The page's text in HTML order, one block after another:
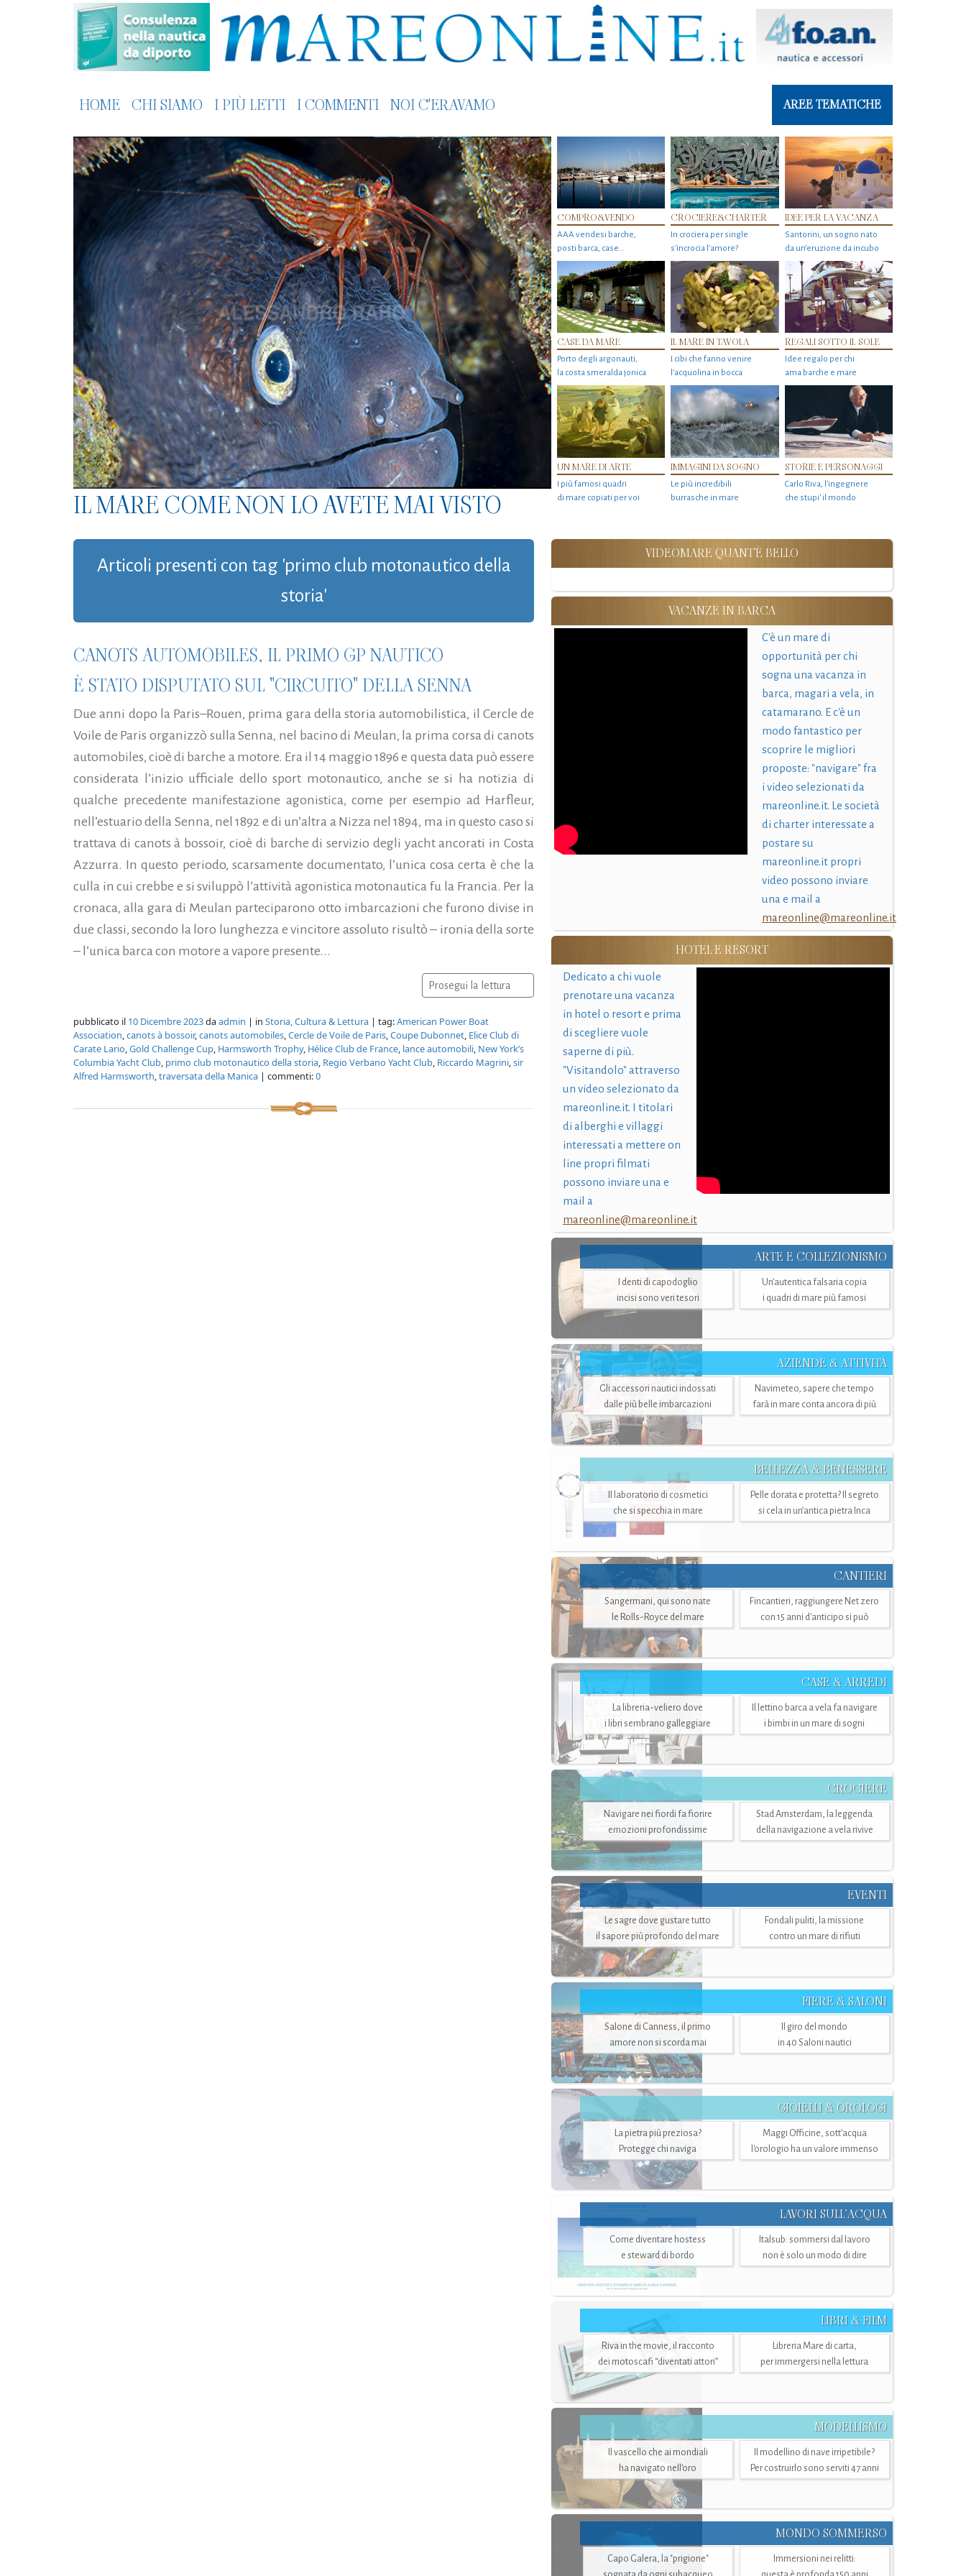
HOME CHI SIAMO I PIÙ LETTI I COMMENTI NOI C'ERAVAMO AREE TEMATICHE
IL MARE COME NON LO AVETE MAI VISTO
COMPRO&VENDO
AAA vendesi barche,
posti barca, case…
CROCIERE&CHARTER
In crociera per single
s'incrocia l’amore?
IDEE PER LA VACANZA
Santorini, un sogno nato
da un’eruzione da incubo
CASE DA MARE
Porto degli argonauti,
la costa smeralda jonica
IL MARE IN TAVOLA
I cibi che fanno venire
l’acquolina in bocca
REGALI SOTTO IL SOLE
Idee regalo per chi
ama barche e mare
UN MARE DI ARTE
I più famosi quadri
di mare copiati per voi
IMMAGINI DA SOGNO
Le più incredibili
burrasche in mare
STORIE E PERSONAGGI
Carlo Riva, l’ingegnere
che stupi' il mondo
Articoli presenti con tag 'primo club motonautico della
storia'
CANOTS AUTOMOBILES, IL PRIMO GP NAUTICO
È STATO DISPUTATO SUL "CIRCUITO" DELLA SENNA
Due anni dopo la Paris–Rouen, prima gara della storia automobilistica, il Cercle de
Voile de Paris organizzò sulla Senna, nel bacino di Meulan, la prima corsa di canots
automobiles, cioè di barche a motore. Era il 14 maggio 1896 e questa data può essere
considerata l’inizio ufficiale dello sport motonautico, anche se si ha notizia di
qualche precedente manifestazione agonistica, come per esempio ad Harfleur,
nell’estuario della Senna, nel 1892 e di un’altra a Nizza nel 1894, ma in questo caso si
trattava di canots à bossoir, cioè di barche di servizio degli yacht ancorati in Costa
Azzurra. In questo periodo, scarsamente documentato, l’unica cosa certa è che la
culla in cui crebbe e si sviluppò l’attività agonistica motonautica fu la Francia. Per la
cronaca, alla gara di Meulan parteciparono otto imbarcazioni che furono divise in
due classi, secondo la loro lunghezza e vincitore assoluto risultò – ironia della sorte
– l’unica barca con motore a vapore presente...
Prosegui la lettura
pubblicato il 10 Dicembre 2023daadmin | in Storia, Cultura & Lettura | tag:American Power Boat
Association,canots à bossoir,canots automobiles,Cercle de Voile de Paris,Coupe Dubonnet, Elice Club di
Carate Lario,Gold Challenge Cup, Harmsworth Trophy, Hélice Club de France, lance automobili, New York’s
Columbia Yacht Club, primo club motonautico della storia, Regio Verbano Yacht Club, Riccardo Magrini,sir
Alfred Harmsworth,traversata della Manica | commenti:0
VIDEOMARE QUANT'È BELLO
VACANZE IN BARCA
C'è un mare di
opportunità per chi
sogna una vacanza in
barca, magari a vela, in
catamarano. E c'è un
modo fantastico per
scoprire le migliori
proposte: "navigare" fra
i video selezionati da
mareonline.it. Le società
di charter interessate a
postare su
mareonline.it propri
video possono inviare
una e mail a
mareonline@mareonline.it
HOTEL E RESORT
Dedicato a chi vuole
prenotare una vacanza
in hotel o resort e prima
di scegliere vuole
saperne di più.
"Visitandolo" attraverso
un video selezionato da
mareonline.it. I titolari
di alberghi e villaggi
interessati a mettere on
line propri filmati
possono inviare una e
mail a
mareonline@mareonline.it
ARTE E COLLEZIONISMO
I denti di capodoglio
incisi sono veri tesori
Un’autentica falsaria copia
i quadri di mare più famosi
AZIENDE & ATTIVITÀ
Gli accessori nautici indossati
dalle più belle imbarcazioni
Navimeteo, sapere che tempo
farà in mare conta ancora di più
BELLEZZA & BENESSERE
Il laboratorio di cosmetici
che si specchia in mare
Pelle dorata e protetta? Il segreto
si cela in un’antica pietra Inca
CANTIERI
Sangermani, qui sono nate
le Rolls-Royce del mare
Fincantieri, raggiungere Net zero
con 15 anni d'anticipo si può
CASE & ARREDI
La libreria-veliero dove
i libri sembrano galleggiare
Il lettino barca a vela fa navigare
i bimbi in un mare di sogni
CROCIERE
Navigare nei fiordi fa fiorire
emozioni profondissime
Stad Amsterdam, la leggenda
della navigazione a vela rivive
EVENTI
Le sagre dove gustare tutto
il sapore più profondo del mare
Fondali puliti, la missione
contro un mare di rifiuti
FIERE & SALONI
Salone di Canness, il primo
amore non si scorda mai
Il giro del mondo
in 40 Saloni nautici
GIOIELLI & OROLOGI
La pietra più preziosa?
Protegge chi naviga
Maggi Officine, sott’acqua
l'orologio ha un valore immenso
LAVORI SULL’ACQUA
Come diventare hostess
e steward di bordo
Italsub: sommersi dal lavoro
non è solo un modo di dire
LIBRI & FILM
Riva in the movie, il racconto
dei motoscafi “diventati attori”
Libreria Mare di carta,
per immergersi nella lettura
MODELLISMO
Il vascello che ai mondiali
ha navigato nell’oro
Il modellino di nave irripetibile?
Per costruirlo sono serviti 47 anni
MONDO SOMMERSO
Capo Galera, la "prigione"
Immersioni nei relitti: